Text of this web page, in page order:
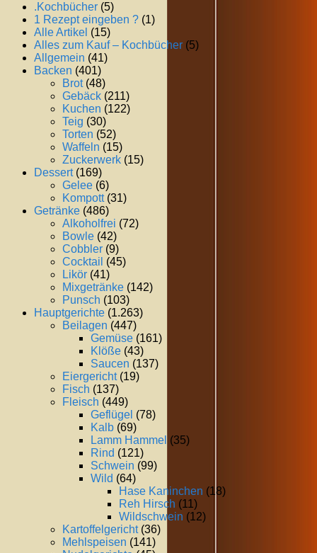
.Kochbücher (5)
1 Rezept eingeben ? (1)
Alle Artikel (15)
Alles zum Kauf – Kochbücher (5)
Allgemein (41)
Backen (401)
Brot(48)
Gebäck (211)
Kuchen (122)
Teig (30)
Torten (52)
Waffeln (15)
Zuckerwerk (15)
Dessert(169)
Gelee (6)
Kompott(31)
Getränke (486)
Alkoholfrei (72)
Bowle (42)
Cobbler (9)
Cocktail (45)
Likör (41)
Mixgetränke (142)
Punsch (103)
Hauptgerichte (1.263)
Beilagen (447)
Gemüse (161)
Klöße (43)
Saucen (137)
Eiergericht(19)
Fisch (137)
Fleisch (449)
Geflügel (78)
Kalb (69)
Lamm Hammel (35)
Rind (121)
Schwein (99)
Wild (64)
Hase Kaninchen (18)
Reh Hirsch (11)
Wildschwein (12)
Kartoffelgericht(36)
Mehlspeisen (141)